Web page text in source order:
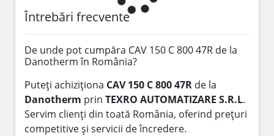
Întrebări frecvente
De unde pot cumpăra CAV 150 C 800 47R de la
Danotherm în România?
Puteți achiziționa CAV 150 C 800 47R de la
Danotherm prin TEXRO AUTOMATIZARE S.R.L.
Servim clienți din toată România, oferind prețuri
competitive și servicii de încredere.